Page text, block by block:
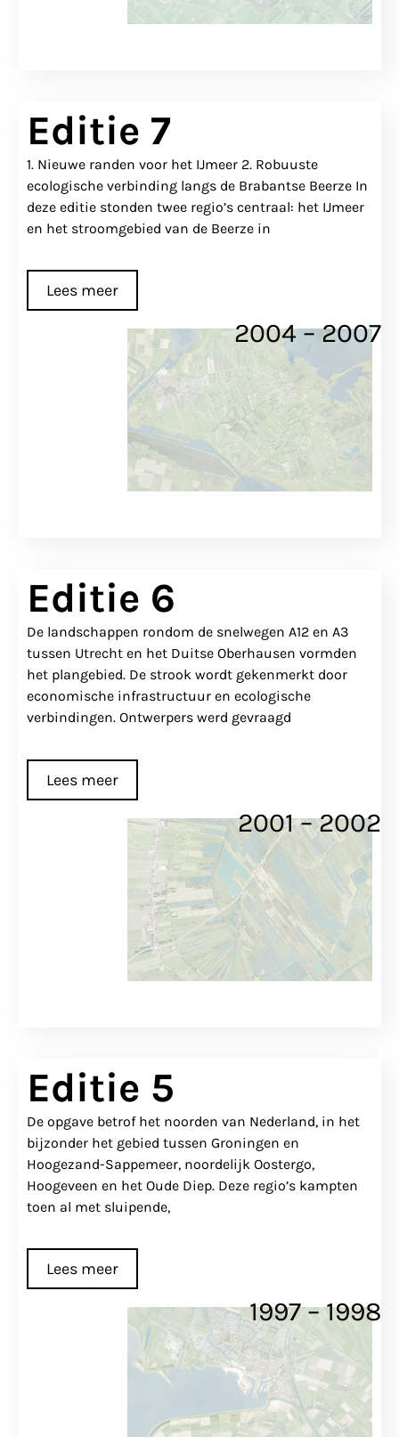
Editie 7
1. Nieuwe randen voor het IJmeer 2. Robuuste
ecologische verbinding langs de Brabantse Beerze In
deze editie stonden twee regio’s centraal: het IJmeer
en het stroomgebied van de Beerze in
Lees meer
2004 – 2007
Editie 6
De landschappen rondom de snelwegen A12 en A3
tussen Utrecht en het Duitse Oberhausen vormden
het plangebied. De strook wordt gekenmerkt door
economische infrastructuur en ecologische
verbindingen. Ontwerpers werd gevraagd
Lees meer
2001 – 2002
Editie 5
De opgave betrof het noorden van Nederland, in het
bijzonder het gebied tussen Groningen en
Hoogezand-Sappemeer, noordelijk Oostergo,
Hoogeveen en het Oude Diep. Deze regio’s kampten
toen al met sluipende,
Lees meer
1997 – 1998